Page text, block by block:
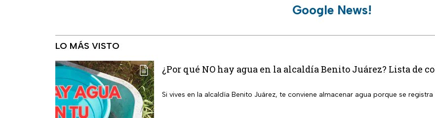
Google News!
LO MÁS VISTO
¿Por qué NO hay agua en la alcaldía Benito Juárez? Lista de
Si vives en la alcaldía Benito Juárez, te conviene almacenar agua porque se